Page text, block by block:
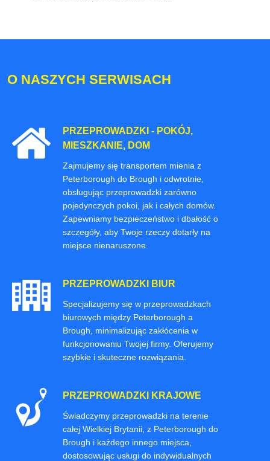
O NASZYCH SERWISACH
PRZEPROWADZKI - POKÓJ,
MIESZKANIE, DOM
Zajmujemy się transportem mienia z
Peterborough do Brough i odwrotnie,
obsługując przeprowadzki zarówno
pojedynczych pokoi, jak i całych domów.
Zapewniamy bezpieczeństwo i dbałość o
szczegóły, aby Twoje rzeczy dotarły na
miejsce nienaruszone.
PRZEPROWADZKI BIUR
Specjalizujemy się w przeprowadzkach
biurowych między Peterborough a
Brough, minimalizując zakłócenia w
funkcjonowaniu Twojej firmy. Oferujemy
szybkie i skuteczne rozwiązania.
PRZEPROWADZKI KRAJOWE
Świadczymy przeprowadzki na terenie
całej Wielkiej Brytanii, z Peterborough do
Brough i każdego innego miejsca,
dostosowując usługi do indywidualnych